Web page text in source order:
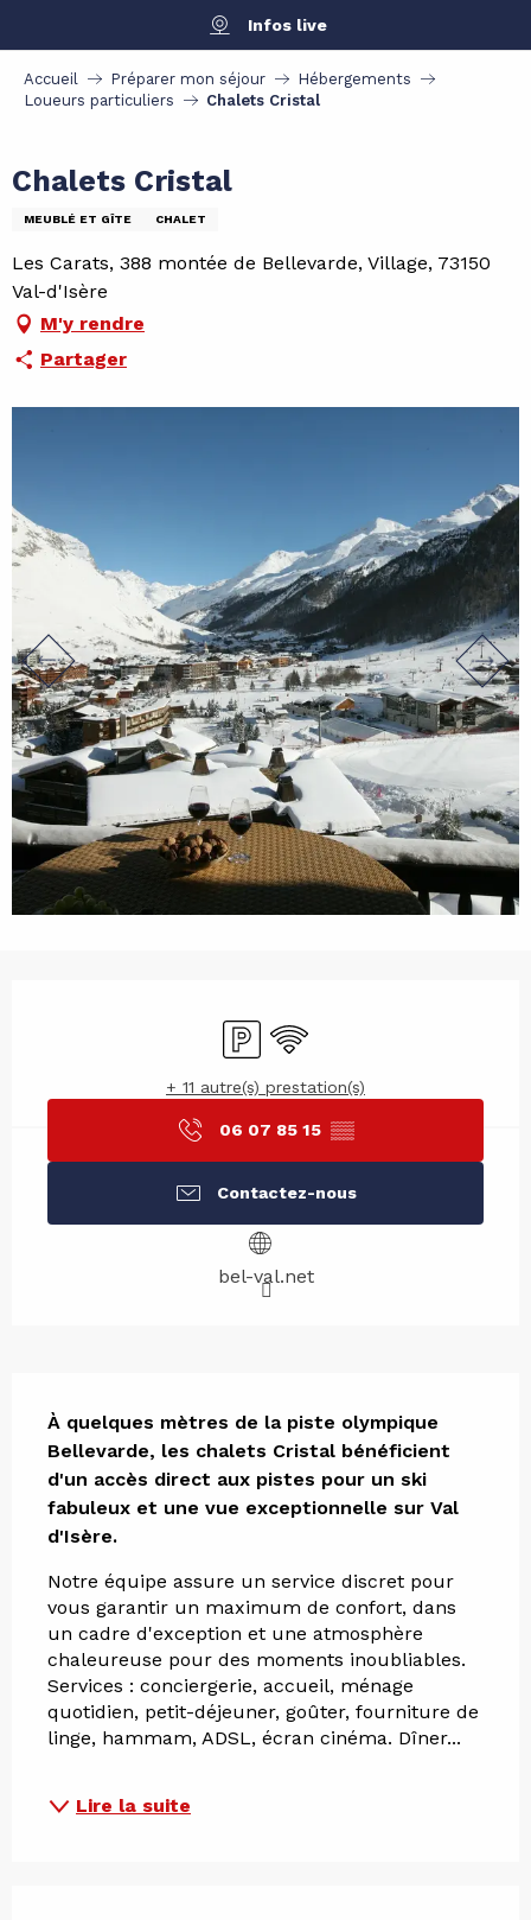
contenu
principal
Infos live
Accueil Préparer mon séjour
Hébergements
Loueurs particuliers
Chalets Cristal
Chalets Cristal
MEUBLÉ ET GÎTE CHALET
Les Carats, 388 montée de Bellevarde, Village, 73150
Val-d'Isère
M'y rendre
Partager
ParkingWiFi
+ 11 autre(s) prestation(s)
06 07 85 15 ▒▒
Contactez-nous
bel-val.net
À quelques mètres de la piste olympique
Bellevarde, les chalets Cristal bénéficient
d'un accès direct aux pistes pour un ski
fabuleux et une vue exceptionnelle sur Val
d'Isère.
Notre équipe assure un service discret pour
vous garantir un maximum de confort, dans
un cadre d'exception et une atmosphère
chaleureuse pour des moments inoubliables.
Services : conciergerie, accueil, ménage
quotidien, petit-déjeuner, goûter, fourniture de
linge, hammam, ADSL, écran cinéma. Dîner...
Lire la suite